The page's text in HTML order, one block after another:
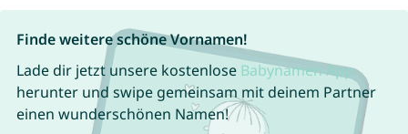
Finde weitere schöne Vornamen!
Lade dir jetzt unsere kostenlose Babynamen App
herunter und swipe gemeinsam mit deinem Partner
einen wunderschönen Namen!